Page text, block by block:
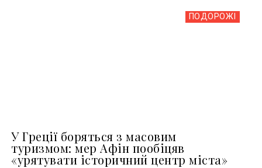
ПОДОРОЖІ
У Греції боряться з масовим
туризмом: мер Афін пообіцяв
«урятувати історичний центр міста»